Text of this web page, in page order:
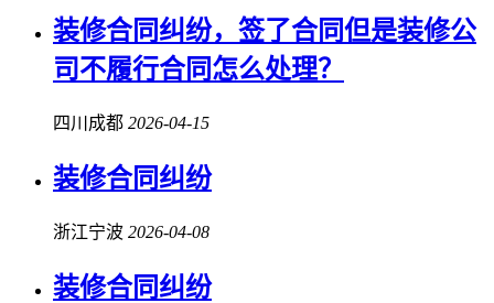
装修合同纠纷，签了合同但是装修公
司不履行合同怎么处理？
四川成都 2026-04-15
装修合同纠纷
浙江宁波 2026-04-08
装修合同纠纷